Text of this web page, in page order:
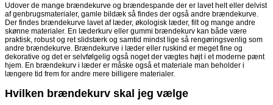
Udover de mange brændekurve og brændespande der er lavet helt eller delvist
af genbrugsmaterialer, gamle bildæk så findes der også andre brændekurve.
Der findes brændekurve lavet af læder, økologisk læder, filt og mange andre
skønne materialer. En læderkurv eller gummi brændekurv kan både være
praktisk, robust og ret slidstærk og samtid mindst lige så rengøringsvenlig som
andre brændekurve. Brændekurve i læder eller ruskind er meget fine og
dekorative og det er selvfølgelig også noget der vægtes højt i et moderne pænt
hjem. En brændekurv i læder er måske også et materiale man beholder i
længere tid frem for andre mere billigere materialer.
Hvilken brændekurv skal jeg vælge